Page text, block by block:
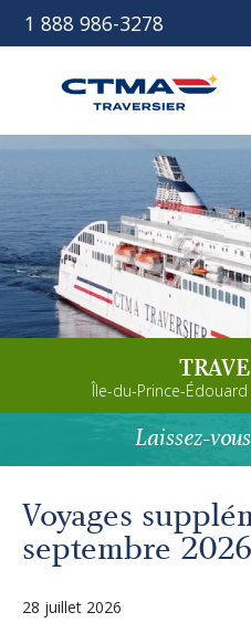
1 888 986-3278
Découvrez notre navire
Planifiez votre voyage
Avant de partir
Autres services
Île-du-Prince-
Laissez-
Voyages
septembre 2026
28 juillet 2026